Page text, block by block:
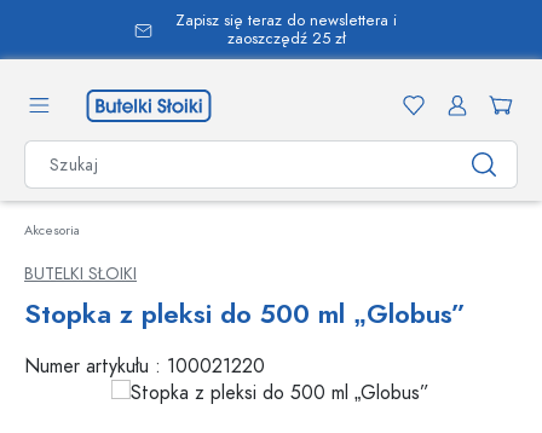
zawartości
Zapisz się teraz do newslettera i
zaoszczędź 25 zł
Akcesoria
BUTELKI SŁOIKI
Stopka z pleksi do 500 ml „Globus”
Numer artykułu : 100021220